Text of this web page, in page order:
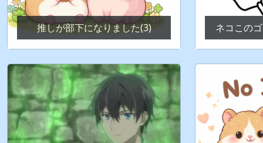
推しが部下になりました(3) ネコこの